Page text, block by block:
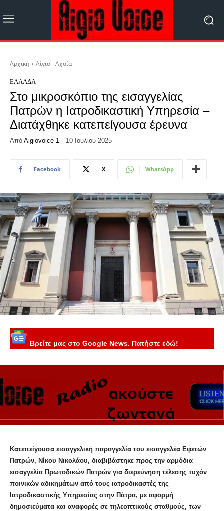
Αρχική Αίγιο - Αχαΐα
ΕΛΛΆΔΑ
Στο μικροσκόπιο της εισαγγελίας
Πατρών η Ιατροδικαστική Υπηρεσία –
Διατάχθηκε κατεπείγουσα έρευνα
Από Aigiovoice 1 10 Ιουλίου 2025
Facebook X WhatsApp
Βρείτε μας στο Google News. Πατήστε εδώ!
Κατεπείγουσα εισαγγελική παραγγελία του εισαγγελέα Εφετών
Πατρών, Νίκου Νικολάου, διαβιβάστηκε προς την αρμόδια
εισαγγελία Πρωτοδικών Πατρών για διερεύνηση τέλεσης τυχόν
ποινικών αδικημάτων από τους ιατροδικαστές της
Ιατροδικαστικής Υπηρεσίας στην Πάτρα, με αφορμή
δημοσιεύματα και αναφορές σε τηλεοπτικούς σταθμούς, των